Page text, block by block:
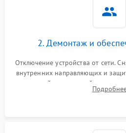
2. Демонтаж и
Отключение устройства от сети.
внутренних направляющих и
задней или верхней панели
нагревательным элементам,